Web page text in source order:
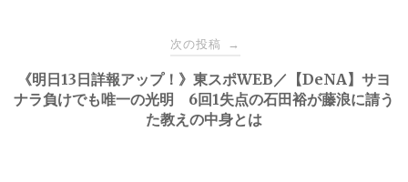
ゲ
次の投稿 →
《明日13日詳報アップ！》東スポWEB／【DeNA】サヨ
ナラ負けでも唯一の光明 6回1失点の石田裕が藤浪に請う
た教えの中身とは